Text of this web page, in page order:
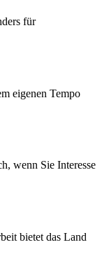
für
eigenen Tempo
wenn Sie Interesse
bietet das Land